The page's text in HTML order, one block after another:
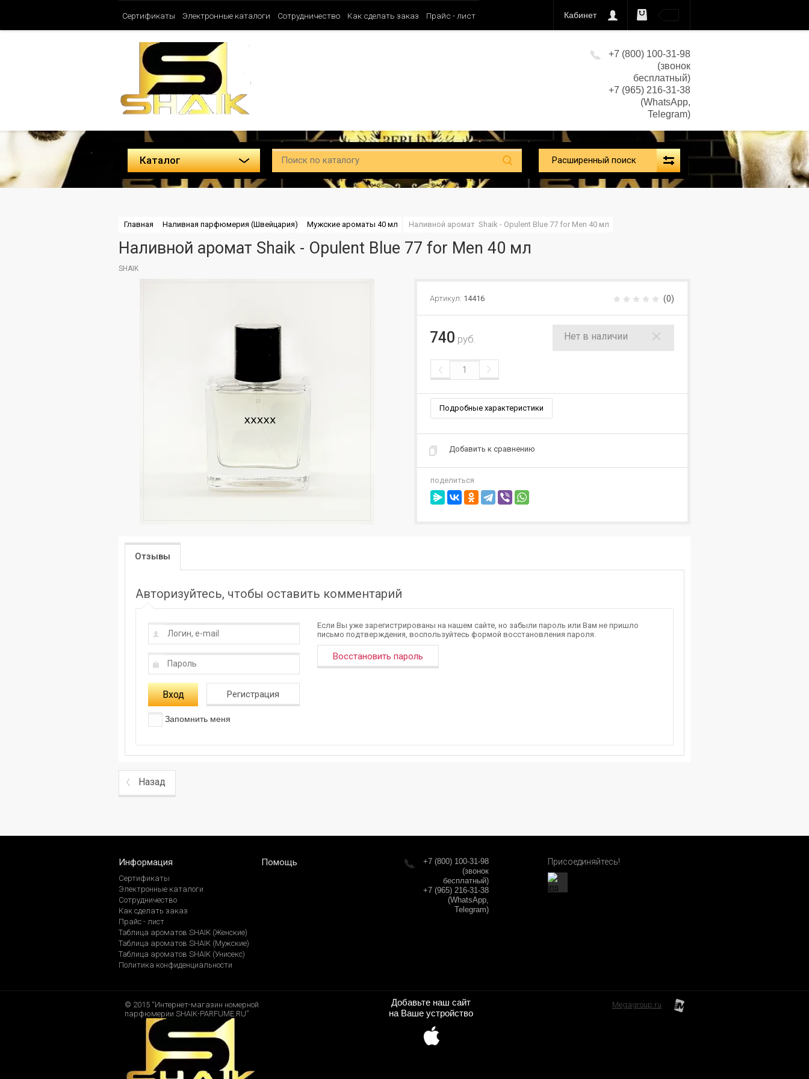
Кабинет
Сертификаты Электронные каталоги Сотрудничество Как сделать заказ Прайс - лист
Таблица ароматов SHAIK (Женские)
Политика конфиденциальности
+7 (800) 100-31-98
(звонок
бесплатный)
+7 (965) 216-31-38
(WhatsApp,
Telegram)
Каталог Расширенный поиск
Главная Наливная парфюмерия (Швейцария) Мужские ароматы 40 мл Наливной аромат  Shaik - Opulent Blue 77 for Men 40 мл
Наливной аромат Shaik - Opulent Blue 77 for Men 40 мл
SHAIK
Артикул: 14416 (0)
740 руб. Нет в наличии
Подробные характеристики
Добавить к сравнению
поделиться
Отзывы
Авторизуйтесь, чтобы оставить комментарий
Вход Регистрация
Запомнить меня
Если Вы уже зарегистрированы на нашем сайте, но забыли пароль или Вам не пришло
письмо подтверждения, воспользуйтесь формой восстановления пароля.
Восстановить пароль
Назад
Информация
Сертификаты
Электронные каталоги
Сотрудничество
Как сделать заказ
Прайс - лист
Таблица ароматов SHAIK (Женские)
Таблица ароматов SHAIK (Мужские)
Таблица ароматов SHAIK (Унисекс)
Политика конфиденциальности
Помощь Присоединяйтесь!
+7 (800) 100-31-98
(звонок
бесплатный)
+7 (965) 216-31-38
(WhatsApp,
Telegram)
© 2015 “Интернет-магазин номерной
парфюмерии SHAIK-PARFUME.RU”
Добавьте наш сайт
на Ваше устройство
Megagroup.ru